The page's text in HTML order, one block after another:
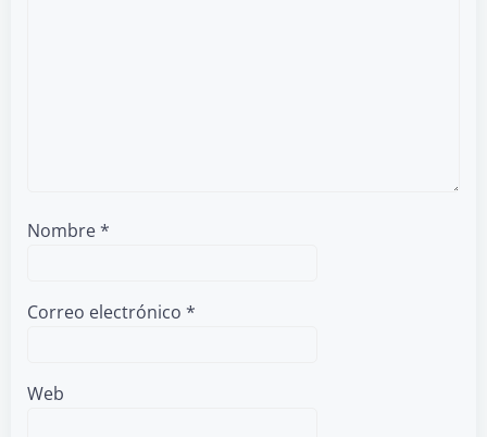
Nombre*
Correo electrónico *
Web